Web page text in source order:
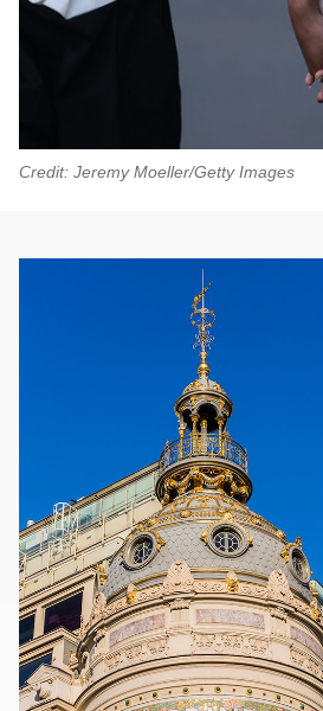
Credit: Jeremy Moeller/Getty Images